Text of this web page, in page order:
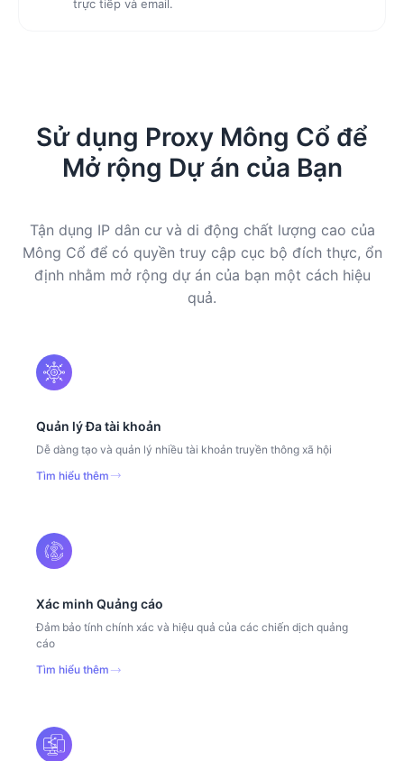
trực tiếp và email.
Sử dụng Proxy Mông Cổ để
Mở rộng Dự án của Bạn
Tận dụng IP dân cư và di động chất lượng cao của
Mông Cổ để có quyền truy cập cục bộ đích thực, ổn
định nhằm mở rộng dự án của bạn một cách hiệu
quả.
Quản lý Đa tài khoản
Dễ dàng tạo và quản lý nhiều tài khoản truyền thông xã hội
Tìm hiểu thêm
Xác minh Quảng cáo
Đảm bảo tính chính xác và hiệu quả của các chiến dịch quảng
cáo
Tìm hiểu thêm